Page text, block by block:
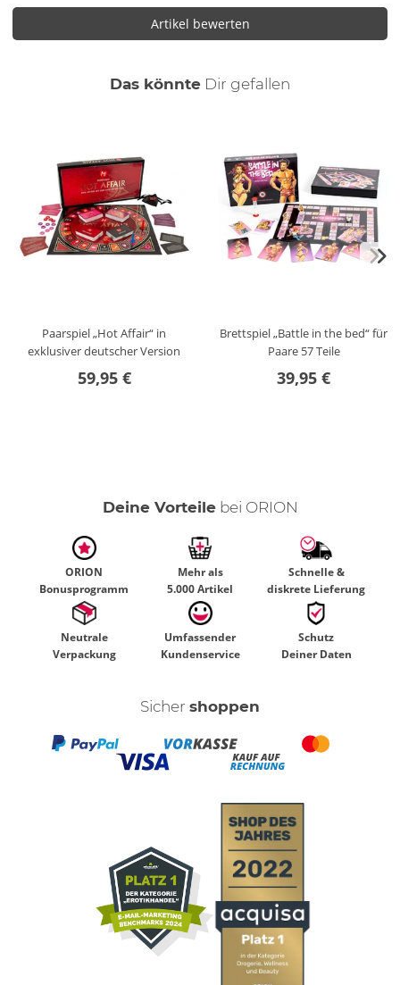
Artikel bewerten
Das könnte Dir auch
gefallen
Paarspiel „Hot Affair“ in
exklusiver deutscher Version
59,95 €
Brettspiel „Battle in the bed“ für
Paare 57 Teile
39,95 €
Deine Vorteilebei ORION
ORION
Bonusprogramm
Mehr als
5.000 Artikel
Schnelle &
diskrete Lieferung
Neutrale
Verpackung
Umfassender
Kundenservice
Schutz
Deiner Daten
Sicher shoppen